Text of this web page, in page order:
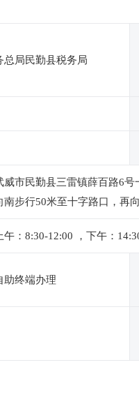
总局民勤县税务局
威市民勤县三雷镇薛百路6
南步行50米至十字路口，再
午：8:30-12:00 ，下午：
助终端办理